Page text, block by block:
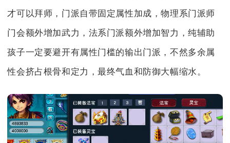
才可以拜师，门派自带固定属性加成，物理系门派师
门会额外增加武力，法系门派额外增加智力，纯辅助
孩子一定要避开有属性门槛的输出门派，不然多余属
性会挤占根骨和定力，最终气血和防御大幅缩水。